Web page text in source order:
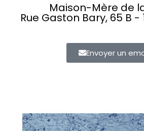
Maison-Mère de
Rue Gaston Bary, 65 B -
Envoyer un